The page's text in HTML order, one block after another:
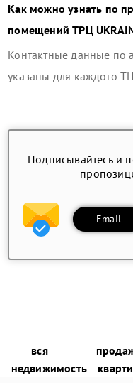
Как можно узнать по
помещенийТРЦ
Контактные данные по
указаны для каждого
Подписывайтесь и
Email
вся
недвижимость